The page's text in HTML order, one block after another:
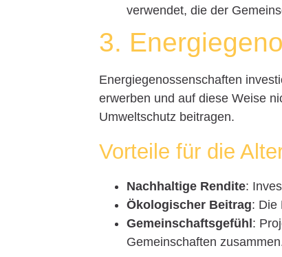
verwendet, die der
3.
Energiegenossenschaften
erwerben und auf diese Weise
Umweltschutz beitragen.
Vorteile für die
Nachhaltige Rendite:
Ökologischer Beitrag: Die
Gemeinschaftsgefühl:
Gemeinschaften